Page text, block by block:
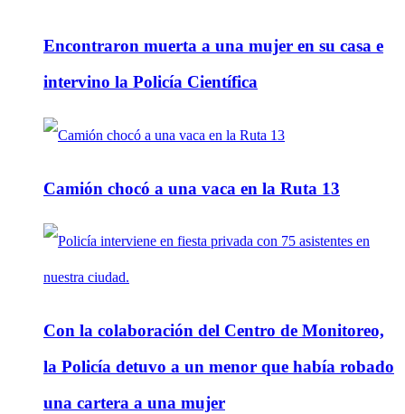
Encontraron muerta a una mujer en su casa e
intervino la Policía Científica
Camión chocó a una vaca en la Ruta 13
Con la colaboración del Centro de Monitoreo,
la Policía detuvo a un menor que había robado
una cartera a una mujer